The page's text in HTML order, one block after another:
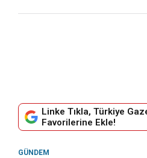
Linke Tıkla, Türkiye
Favorilerine Ekle!
GÜNDEM